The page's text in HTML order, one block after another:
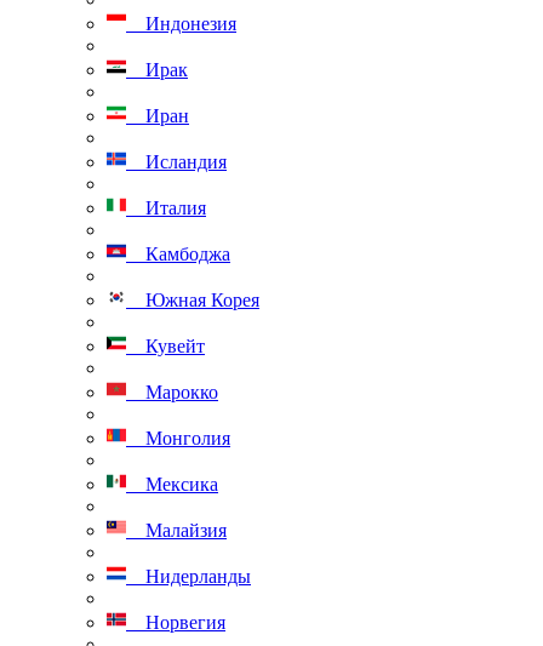
Индонезия
Ирак
Иран
Исландия
Италия
Камбоджа
Южная Корея
Кувейт
Марокко
Монголия
Мексика
Малайзия
Нидерланды
Норвегия